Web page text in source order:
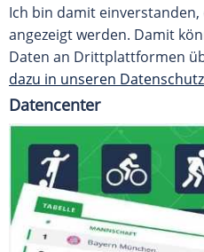
Ich bin damit
angezeigt werden. Damit
Daten an Drittplattformen
dazu in unseren
Datencenter